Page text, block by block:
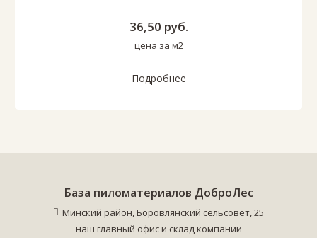
36,50 руб.
цена за м2
Подробнее
База пиломатериалов ДоброЛес
Минский район, Боровлянский сельсовет, 25
наш главный офис и склад компании